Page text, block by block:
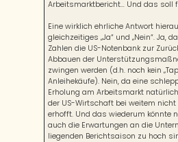
Arbeitsmarktbericht… Und das soll
Eine wirklich ehrliche Antwort
gleichzeitiges „Ja“ und „Nein“. Ja,
Zahlen die US-Notenbank zur
Abbauen der
zwingen werden (d.h. noch kein
Anleihekäufe). Nein, da eine
Erholung am Arbeitsmarkt
der US-Wirtschaft bei weitem
erhofft. Und das wiederum könnte
auch die Erwartungen an die
liegenden Berichtsaison zu hoch